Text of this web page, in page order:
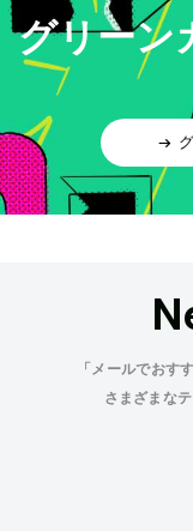
グリーン
「メールでおす
さまざまな